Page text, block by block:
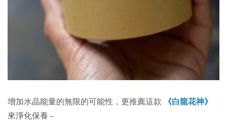
增加水晶能量的無限的可能性，更推薦這款
《白龍花神》
來淨化保養 ～